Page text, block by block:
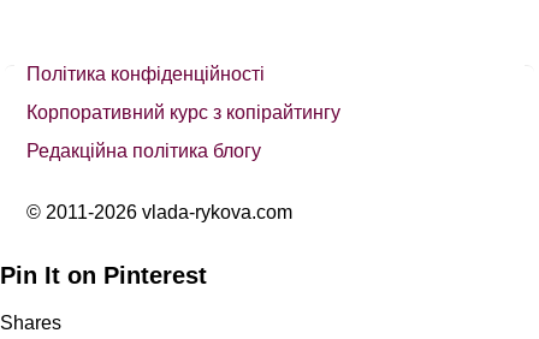
Політика конфіденційності
Корпоративний курс з копірайтингу
Редакційна політика блогу
© 2011-2026 vlada-rykova.com
Pin It on Pinterest
Shares